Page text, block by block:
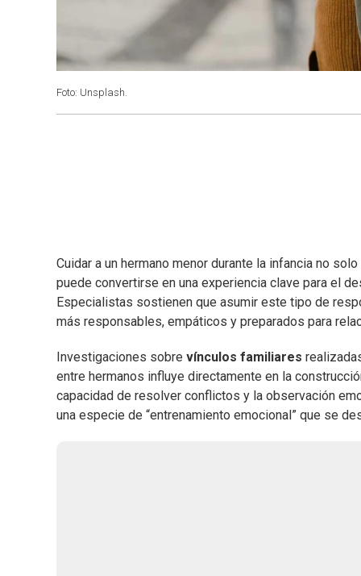
Foto: Unsplash.
Cuidar a un hermano menor durante la infancia no
puede convertirse en una experiencia clave para el
Especialistas sostienen que asumir este tipo de
más responsables, empáticos y preparados para
Investigaciones sobre vínculos familiares
entre hermanos influye directamente en la
capacidad de resolver conflictos y la observación
una especie de “entrenamiento emocional” que se